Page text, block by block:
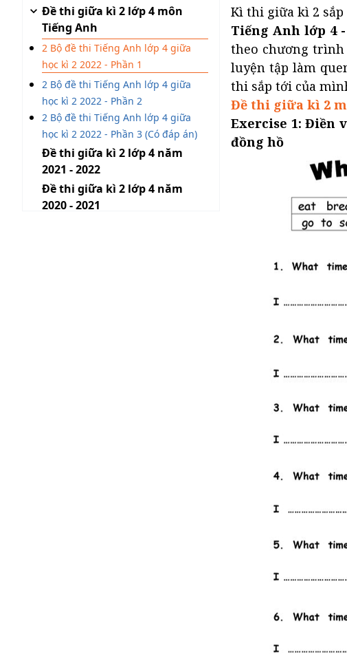
Đề thi giữa kì 2 lớp 4 môn
Tiếng Anh
2 Bộ đề thi Tiếng Anh lớp 4 giữa
học kì 2 2022 - Phần 1
2 Bộ đề thi Tiếng Anh lớp 4 giữa
học kì 2 2022 - Phần 2
2 Bộ đề thi Tiếng Anh lớp 4 giữa
học kì 2 2022 - Phần 3 (Có đáp án)
Đề thi giữa kì 2 lớp 4 năm
2021 - 2022
Đề thi giữa kì 2 lớp 4 năm
2020 - 2021
Kì thi giữa kì 2
Tiếng Anh lớp 4 -
theo chương trình
luyện tập làm
thi sắp tới của
Đề thi giữa kì 2
Exercise 1: Điền
đồng hồ